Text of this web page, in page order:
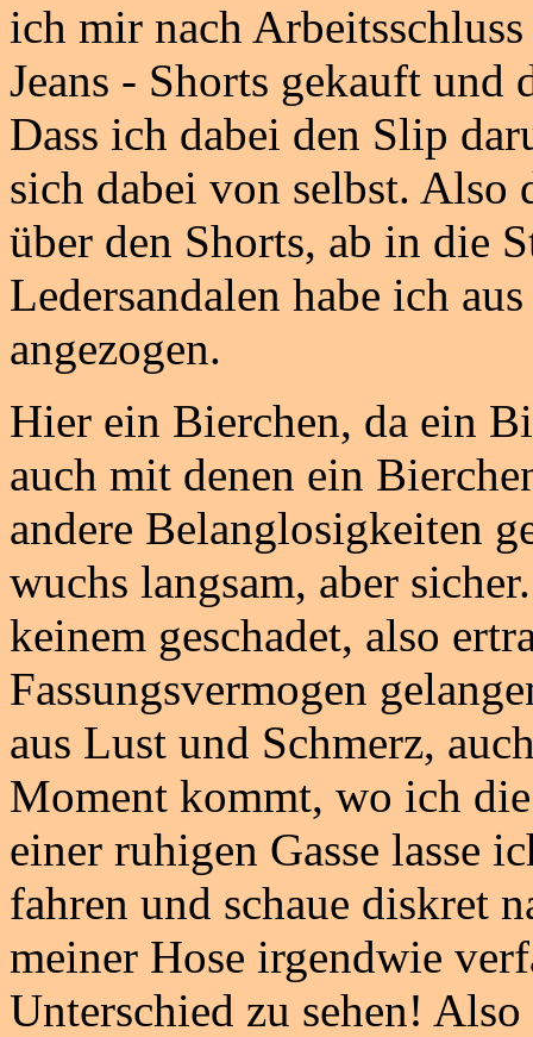
ich mir nach
Jeans - Shorts gekauft und
Dass ich dabei den Slip
sich dabei von selbst. Also
über den Shorts, ab in die
Ledersandalen habe ich
angezogen.
Hier ein Bierchen, da ein
auch mit denen ein
andere Belanglosigkeiten
wuchs langsam, aber
keinem geschadet, also
Fassungsvermogen
aus Lust und Schmerz,
Moment kommt, wo ich
einer ruhigen Gasse lasse
fahren und schaue diskret
meiner Hose irgendwie
Unterschied zu sehen!